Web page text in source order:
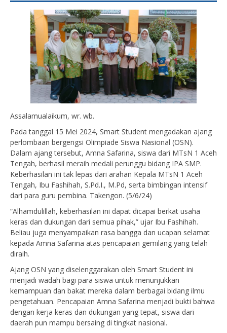
Assalamualaikum, wr. wb.
Pada tanggal 15 Mei 2024, Smart Student mengadakan ajang
perlombaan bergengsi Olimpiade Siswa Nasional (OSN).
Dalam ajang tersebut, Amna Safarina, siswa dari MTsN 1 Aceh
Tengah, berhasil meraih medali perunggu bidang IPA SMP.
Keberhasilan ini tak lepas dari arahan Kepala MTsN 1 Aceh
Tengah, Ibu Fashihah, S.Pd.I., M.Pd, serta bimbingan intensif
dari para guru pembina. Takengon. (5/6/24)
“Alhamdulillah, keberhasilan ini dapat dicapai berkat usaha
keras dan dukungan dari semua pihak,” ujar Ibu Fashihah.
Beliau juga menyampaikan rasa bangga dan ucapan selamat
kepada Amna Safarina atas pencapaian gemilang yang telah
diraih.
Ajang OSN yang diselenggarakan oleh Smart Student ini
menjadi wadah bagi para siswa untuk menunjukkan
kemampuan dan bakat mereka dalam berbagai bidang ilmu
pengetahuan. Pencapaian Amna Safarina menjadi bukti bahwa
dengan kerja keras dan dukungan yang tepat, siswa dari
daerah pun mampu bersaing di tingkat nasional.